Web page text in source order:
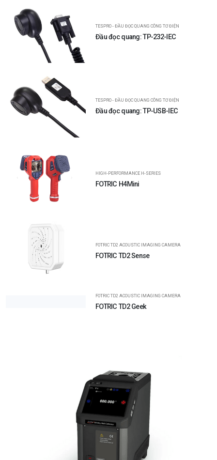
TESPRO - ĐẦU ĐỌC QUANG CÔNG TƠ ĐIỆN
Đầu đọc quang: TP-232-IEC
TESPRO - ĐẦU ĐỌC QUANG CÔNG TƠ ĐIỆN
Đầu đọc quang: TP-USB-IEC
HIGH-PERFORMANCE H-SERIES
FOTRIC H4Mini
FOTRIC TD2 ACOUSTIC IMAGING CAMERA
FOTRIC TD2 Sense
FOTRIC TD2 ACOUSTIC IMAGING CAMERA
FOTRIC TD2 Geek